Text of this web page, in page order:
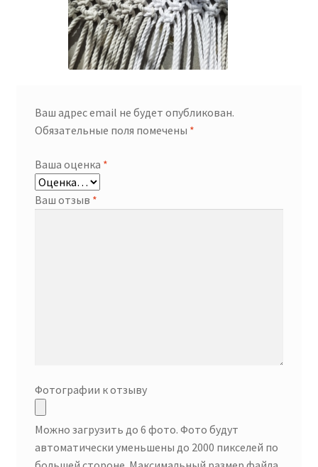
Ваш адрес email не будет опубликован.
Обязательные поля помечены *
Ваша оценка *
Ваш отзыв *
Фотографии к отзыву
Можно загрузить до 6 фото. Фото будут
автоматически уменьшены до 2000 пикселей по